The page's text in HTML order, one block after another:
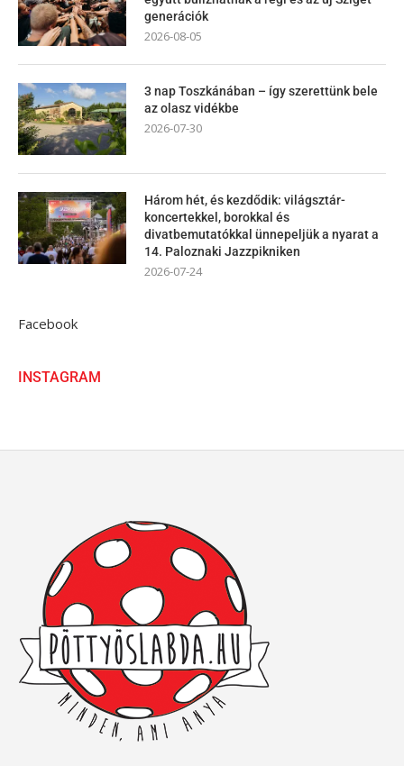
generációk
2026-08-05
3 nap Toszkánában – így szerettünk bele
az olasz vidékbe
2026-07-30
Három hét, és kezdődik: világsztár-
koncertekkel, borokkal és
divatbemutatókkal ünnepeljük a nyarat a
14. Paloznaki Jazzpikniken
2026-07-24
Facebook
INSTAGRAM